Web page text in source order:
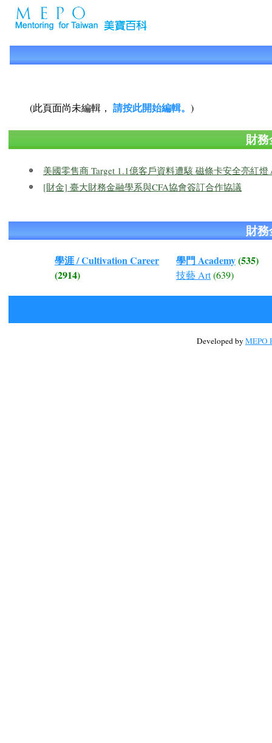
(此頁面尚未編輯， 請按此開始編輯。 )
財
美國零售商 Target 1.1億客戶資料遭駭 磁條卡安全亮紅燈
[財金] 臺大財務金融學系與CFA協會簽訂合作協議
財
學涯 / Cultivation Career
(2914)
學門 Academy(535)
技藝 Art(639)
Developed by MEPO